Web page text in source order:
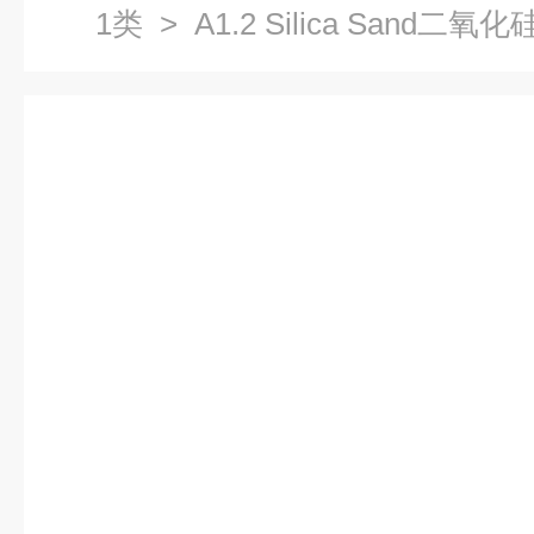
1类 > A1.2 Silica Sand二氧化